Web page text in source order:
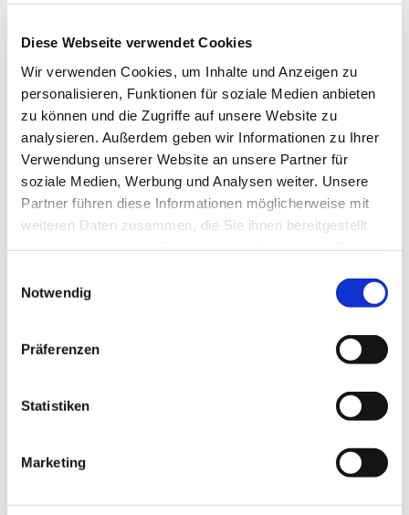
Diese Webseite verwendet Cookies
Wir verwenden Cookies, um Inhalte und Anzeigen zu
personalisieren, Funktionen für soziale Medien anbieten
zu können und die Zugriffe auf unsere Website zu
analysieren. Außerdem geben wir Informationen zu Ihrer
Verwendung unserer Website an unsere Partner für
soziale Medien, Werbung und Analysen weiter. Unsere
Partner führen diese Informationen möglicherweise mit
weiteren Daten zusammen, die Sie ihnen bereitgestellt
Notwendig
Präferenzen
Statistiken
Marketing
Gottesdienste